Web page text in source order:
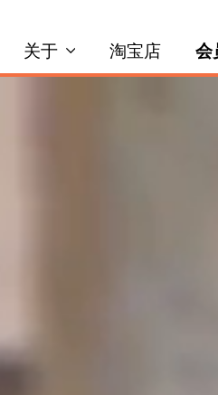
关于 淘宝店 会